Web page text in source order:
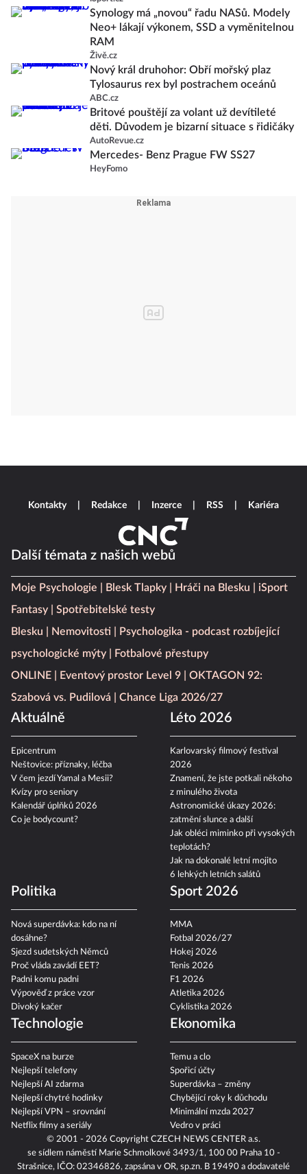
Synology má „novou“ řadu NASů. Modely
Neo+ lákají výkonem, SSD a vyměnitelnou
RAM
Živě.cz
Nový král druhohor: Obří mořský plaz
Tylosaurus rex byl postrachem oceánů
ABC.cz
Britové pouštějí za volant už devítileté
děti. Důvodem je bizarní situace s řidičáky
AutoRevue.cz
Mercedes- Benz Prague FW SS27
HeyFomo
Další témata z našich webů
Moje Psychologie Blesk Tlapky Hráči na Blesku
iSport
Fantasy
Spotřebitelské testy
Blesku
Nemovitosti
Psychologika - podcast rozbíjející
psychologické mýty
Fotbalové přestupy
ONLINE
Eventový prostor Level 9
OKTAGON 92:
Szabová vs. Pudilová
Chance Liga 2026/27
Aktuálně
Epicentrum
Neštovice: příznaky, léčba
V čem jezdí Yamal a Mesii?
Kvízy pro seniory
Kalendář úplňků 2026
Co je bodycount?
Léto 2026
Karlovarský filmový festival
2026
Znamení, že jste potkali někoho
z minulého života
Astronomické úkazy 2026:
zatmění slunce a další
Jak obléci miminko při vysokých
teplotách?
Jak na dokonalé letní mojito
6 lehkých letních salátů
Politika
Nová superdávka: kdo na ní
dosáhne?
Sjezd sudetských Němců
Proč vláda zavádí EET?
Padni komu padni
Výpověď z práce vzor
Divoký kačer
Sport 2026
MMA
Fotbal 2026/27
Hokej 2026
Tenis 2026
F1 2026
Atletika 2026
Cyklistika 2026
Technologie
SpaceX na burze
Nejlepší telefony
Nejlepší AI zdarma
Nejlepší chytré hodinky
Nejlepší VPN – srovnání
Netflix filmy a seriály
Ekonomika
Temu a clo
Spořicí účty
Superdávka – změny
Chybějící roky k důchodu
Minimální mzda 2027
Vedro v práci
Kontakty Redakce Inzerce RSS Kariéra
© 2001 - 2026 Copyright CZECH NEWS CENTER a.s.
se sídlem náměstí Marie Schmolkové 3493/1, 100 00 Praha 10 -
Strašnice, IČO: 02346826, zapsána v OR, sp.zn. B 19490 a dodavatelé